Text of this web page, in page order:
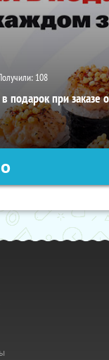
108
подарок при заказе